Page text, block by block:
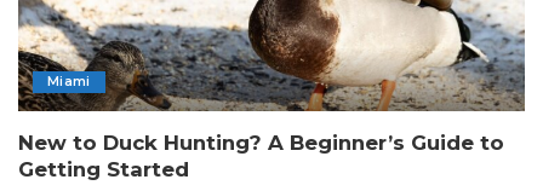
Miami
New to Duck Hunting? A Beginner’s Guide to
Getting Started